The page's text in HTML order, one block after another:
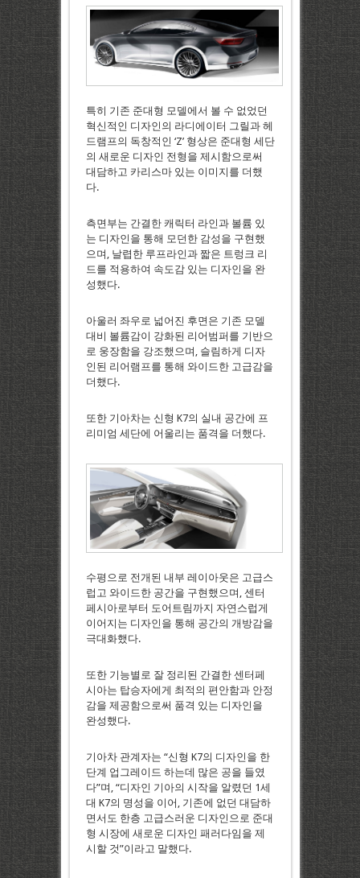
특히 기존 준대형 모델에서 볼 수 없었던
혁신적인 디자인의 라디에이터 그릴과 헤
드램프의 독창적인 ‘Z’ 형상은 준대형 세단
의 새로운 디자인 전형을 제시함으로써
대담하고 카리스마 있는 이미지를 더했
다.
측면부는 간결한 캐릭터 라인과 볼륨 있
는 디자인을 통해 모던한 감성을 구현했
으며, 날렵한 루프라인과 짧은 트렁크 리
드를 적용하여 속도감 있는 디자인을 완
성했다.
아울러 좌우로 넓어진 후면은 기존 모델
대비 볼륨감이 강화된 리어범퍼를 기반으
로 웅장함을 강조했으며, 슬림하게 디자
인된 리어램프를 통해 와이드한 고급감을
더했다.
또한 기아차는 신형 K7의 실내 공간에 프
리미엄 세단에 어울리는 품격을 더했다.
수평으로 전개된 내부 레이아웃은 고급스
럽고 와이드한 공간을 구현했으며, 센터
페시아로부터 도어트림까지 자연스럽게
이어지는 디자인을 통해 공간의 개방감을
극대화했다.
또한 기능별로 잘 정리된 간결한 센터페
시아는 탑승자에게 최적의 편안함과 안정
감을 제공함으로써 품격 있는 디자인을
완성했다.
기아차 관계자는 “신형 K7의 디자인을 한
단계 업그레이드 하는데 많은 공을 들였
다”며, “디자인 기아의 시작을 알렸던 1세
대 K7의 명성을 이어, 기존에 없던 대담하
면서도 한층 고급스러운 디자인으로 준대
형 시장에 새로운 디자인 패러다임을 제
시할 것”이라고 말했다.